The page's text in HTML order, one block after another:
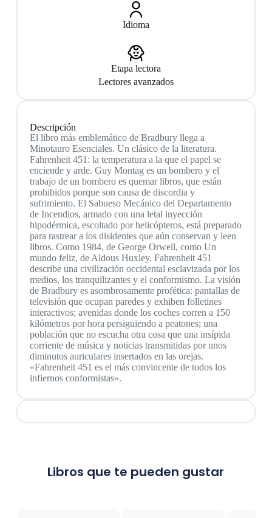
Idioma
Etapa lectora
Lectores avanzados
Descripción
El libro más emblemático de Bradbury llega a
Minotauro Esenciales. Un clásico de la literatura.
Fahrenheit 451: la temperatura a la que el papel se
enciende y arde. Guy Montag es un bombero y el
trabajo de un bombero es quemar libros, que están
prohibidos porque son causa de discordia y
sufrimiento. El Sabueso Mecánico del Departamento
de Incendios, armado con una letal inyección
hipodérmica, escoltado por helicópteros, está preparado
para rastrear a los disidentes que aún conservan y leen
libros. Como 1984, de George Orwell, como Un
mundo feliz, de Aldous Huxley, Fahrenheit 451
describe una civilización occidental esclavizada por los
medios, los tranquilizantes y el conformismo. La visión
de Bradbury es asombrosamente profética: pantallas de
televisión que ocupan paredes y exhiben folletines
interactivos; avenidas donde los coches corren a 150
kilómetros por hora persiguiendo a peatones; una
población que no escucha otra cosa que una insípida
corriente de música y noticias transmitidas por unos
diminutos auriculares insertados en las orejas.
«Fahrenheit 451 es el más convincente de todos los
infiernos conformistas».
Libros que te pueden gustar